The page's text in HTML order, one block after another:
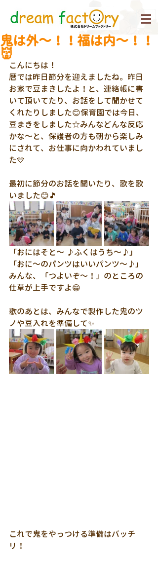
鬼は外～！！福は内～！！
👹
こんにちは！
暦では昨日節分を迎えましたね。昨日
お家で豆まきしたよ！と、連絡帳に書
いて頂いてたり、お話をして聞かせて
くれたりしました😊保育園では今日、
豆まきをしました☆みんなどんな反応
かな～と、保護者の方も朝から楽しみ
にされて、お仕事に向かわれていまし
た💛
最初に節分のお話を聞いたり、歌を歌
いました😊🎵
「おにはそと～ ♪ふくはうち～♪」
「おに～のパンツはいいパンツ～♪」
みんな、「つよいぞ～！」のところの
仕草が上手ですよ😁
歌のあとは、みんなで製作した鬼のツ
ノや豆入れを準備して✨
これで鬼をやっつける準備はバッチ
リ！